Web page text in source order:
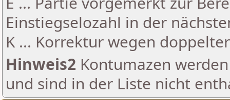
Einstiegselozahl in der
K ... Korrektur wegen
Hinweis2 Kontumazen
und sind in der Liste nicht